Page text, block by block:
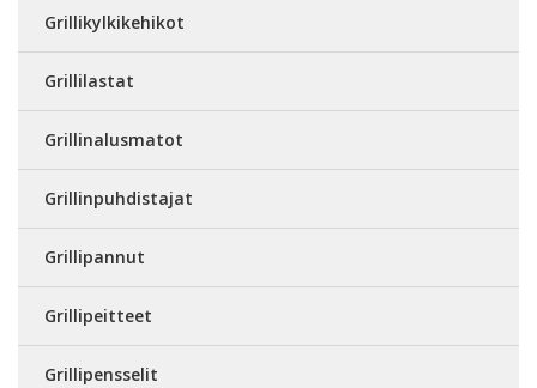
Grillikylkikehikot
Grillilastat
Grillinalusmatot
Grillinpuhdistajat
Grillipannut
Grillipeitteet
Grillipensselit